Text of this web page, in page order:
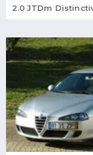
2.0 JTDm